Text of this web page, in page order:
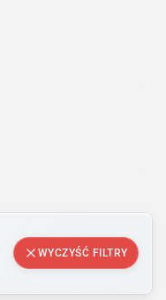
WYCZYŚĆ FILTRY